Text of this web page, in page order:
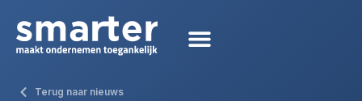
Terug naar nieuws